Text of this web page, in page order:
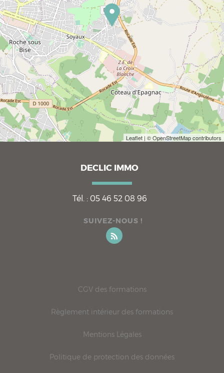
Leaflet| © OpenStreetMap contributors
DECLIC IMMO
Tél. : 05 46 52 08 96
SUIVEZ-NOUS !
CGV des formations
Règlement intérieur des formations
Mentions Légales
Politique de protection des données